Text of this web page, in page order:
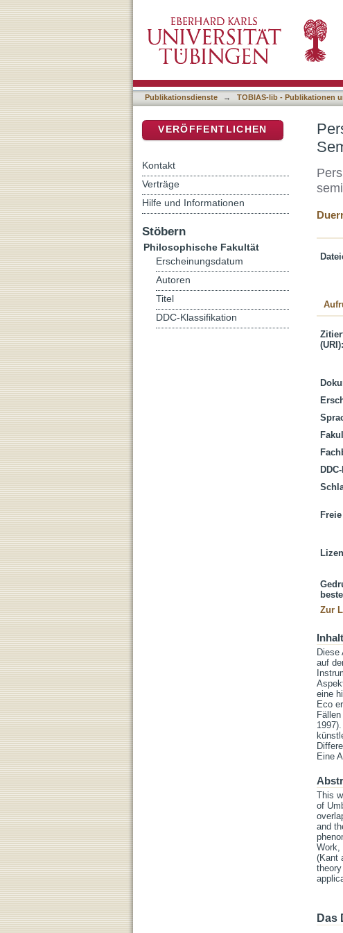
Perspektive
Publikationsdienste → TOBIAS-lib - Publikationen
(URI):
Zur
auf
eine
Eco
Eine
This
of
and
Work,
(Kant
Das
VERÖFFENTLICHEN
Kontakt
Verträge
Hilfe und Informationen
Stöbern
Philosophische Fakultät
Erscheinungsdatum
Autoren
Titel
DDC-Klassifikation